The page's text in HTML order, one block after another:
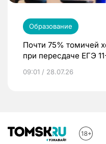
Образование
Почти 75% томичей
при пересдаче ЕГЭ
09:01 / 28.07.26